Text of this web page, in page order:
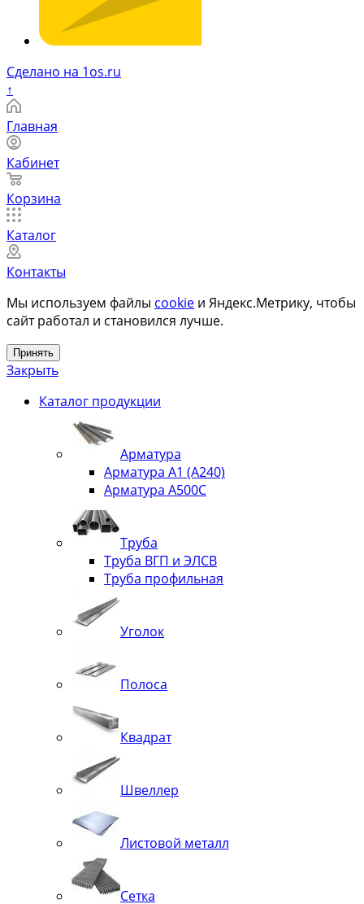
Сделано на 1os.ru
↑
Главная
Кабинет
Корзина
Каталог
Контакты
Мы используем файлы cookie и Яндекс.Метрику, чтобы
сайт работал и становился лучше.
Принять
Закрыть
Каталог продукции
Арматура
Арматура А1 (А240)
Арматура А500С
Труба
Труба ВГП и ЭЛСВ
Труба профильная
Уголок
Полоса
Квадрат
Швеллер
Листовой металл
Сетка